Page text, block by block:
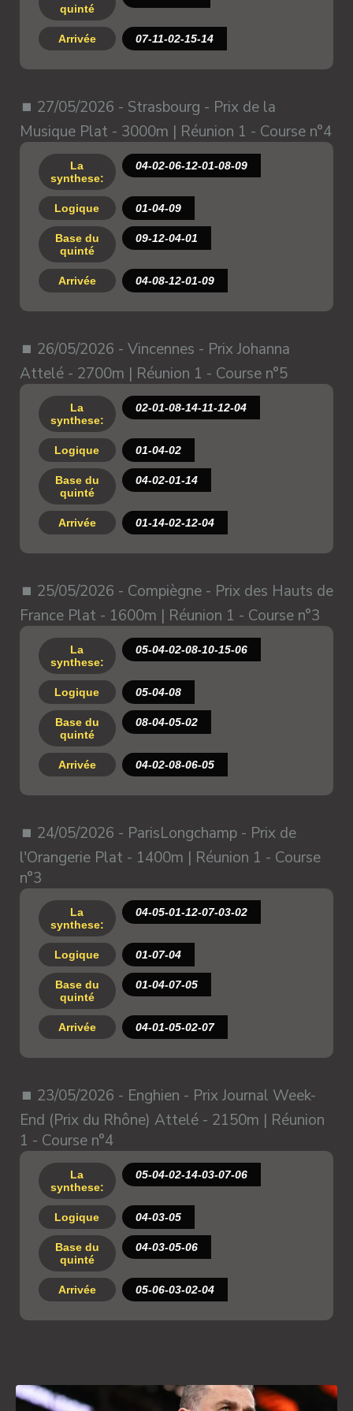
quinté
Arrivée 07-11-02-15-14
⏹ 27/05/2026 - Strasbourg - Prix de la
Musique Plat - 3000m | Réunion 1 - Course n°4
La
synthese:
04-02-06-12-01-08-09
Logique 01-04-09
Base du
quinté
09-12-04-01
Arrivée 04-08-12-01-09
⏹ 26/05/2026 - Vincennes - Prix Johanna
Attelé - 2700m | Réunion 1 - Course n°5
La
synthese:
02-01-08-14-11-12-04
Logique 01-04-02
Base du
quinté
04-02-01-14
Arrivée 01-14-02-12-04
⏹ 25/05/2026 - Compiègne - Prix des Hauts de
France Plat - 1600m | Réunion 1 - Course n°3
La
synthese:
05-04-02-08-10-15-06
Logique 05-04-08
Base du
quinté
08-04-05-02
Arrivée 04-02-08-06-05
⏹ 24/05/2026 - ParisLongchamp - Prix de
l'Orangerie Plat - 1400m | Réunion 1 - Course
n°3
La
synthese:
04-05-01-12-07-03-02
Logique 01-07-04
Base du
quinté
01-04-07-05
Arrivée 04-01-05-02-07
⏹ 23/05/2026 - Enghien - Prix Journal Week-
End (Prix du Rhône) Attelé - 2150m | Réunion
1 - Course n°4
La
synthese:
05-04-02-14-03-07-06
Logique 04-03-05
Base du
quinté
04-03-05-06
Arrivée 05-06-03-02-04